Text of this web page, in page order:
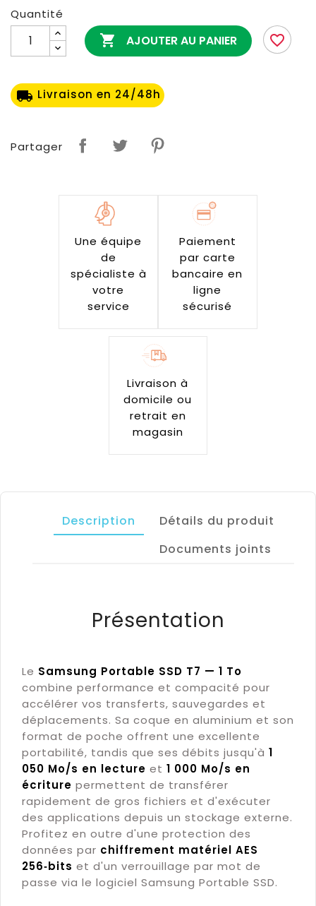
Quantité
 AJOUTER AU PANIER favorite_border
local_shipping Livraison en 24/48h
Partager
Une équipe
de
spécialiste à
votre
service
Paiement
par carte
bancaire en
ligne
sécurisé
Livraison à
domicile ou
retrait en
magasin
Description
Détails du produit
Documents joints
Présentation
Le Samsung Portable SSD T7 — 1 To
combine performance et compacité pour
accélérer vos transferts, sauvegardes et
déplacements. Sa coque en aluminium et son
format de poche offrent une excellente
portabilité, tandis que ses débits jusqu'à 1
050 Mo/s en lecture et 1 000 Mo/s en
écriture permettent de transférer
rapidement de gros fichiers et d'exécuter
des applications depuis un stockage externe.
Profitez en outre d'une protection des
données par chiffrement matériel AES
256‑bits et d'un verrouillage par mot de
passe via le logiciel Samsung Portable SSD.